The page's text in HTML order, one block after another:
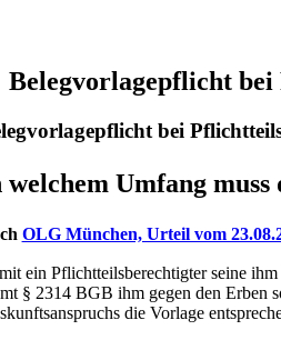
Belegvorlagepflicht
bei
welchem Umfang
OLG München, Urteil vom
ein Pflichtteilsberechtigter seine
§ 2314 BGB ihm gegen den Erben
die Vorlage